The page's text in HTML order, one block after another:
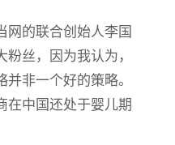
网的联合创始人李国
丝，因为我认为，
非一个好的策略。
在中国还处于婴儿期